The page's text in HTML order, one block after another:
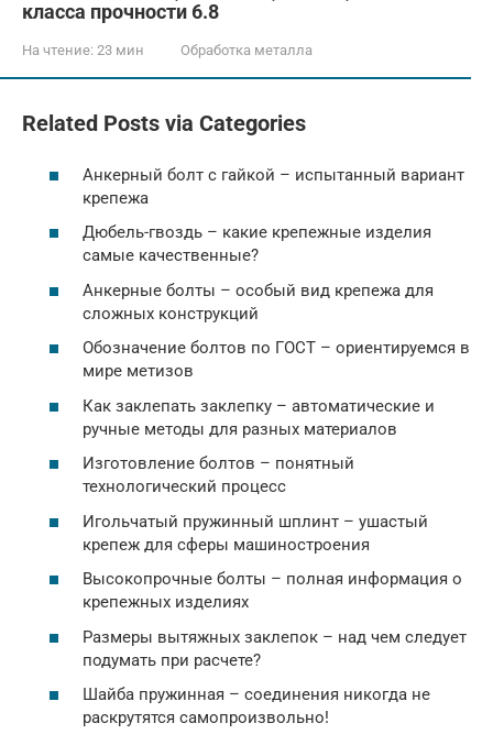
класса прочности 6.8
На чтение: 23 мин Обработка металла
Related Posts via Categories
Анкерный болт с гайкой – испытанный вариант
крепежа
Дюбель-гвоздь – какие крепежные изделия
самые качественные?
Анкерные болты – особый вид крепежа для
сложных конструкций
Обозначение болтов по ГОСТ – ориентируемся в
мире метизов
Как заклепать заклепку – автоматические и
ручные методы для разных материалов
Изготовление болтов – понятный
технологический процесс
Игольчатый пружинный шплинт – ушастый
крепеж для сферы машиностроения
Высокопрочные болты – полная информация о
крепежных изделиях
Размеры вытяжных заклепок – над чем следует
подумать при расчете?
Шайба пружинная – соединения никогда не
раскрутятся самопроизвольно!